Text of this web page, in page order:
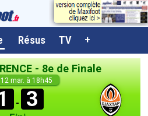
Résus TV +
- 8e de Finale
mar. à 18h45
- 3